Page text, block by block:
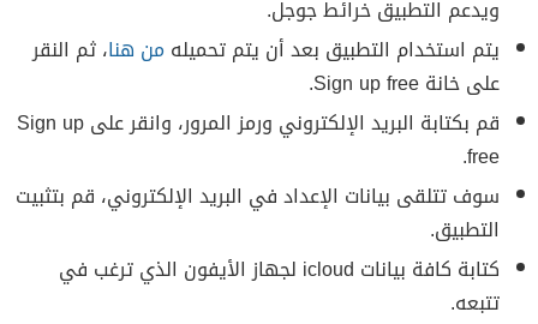
ويدعم التطبيق خرائط جوجل.
يتم استخدام التطبيق بعد أن يتم تحميلهمن هنا، ثم النقر
على خانة Sign up free.
قم بكتابة البريد الإلكتروني ورمز المرور، وانقر على Sign up
free.
سوف تتلقى بيانات الإعداد في البريد الإلكتروني، قم بتثبيت
التطبيق.
كتابة كافة بيانات icloud لجهاز الأيفون الذي ترغب في
تتبعه.